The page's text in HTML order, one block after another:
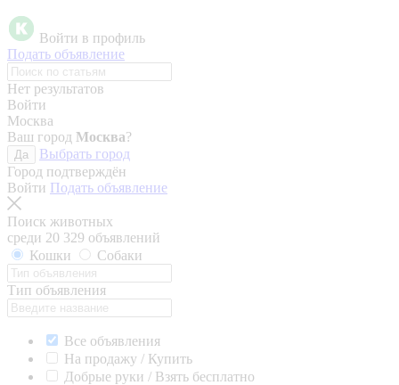
Войти в профиль
Подать объявление
Нет результатов
Войти
Москва
Ваш город Москва?
Да
Выбрать город
Город подтверждён
Войти Подать объявление
Поиск животных
среди 20 329 объявлений
Кошки
Собаки
Тип объявления
Все объявления
На продажу / Купить
Добрые руки / Взять бесплатно